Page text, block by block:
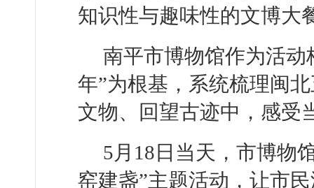
知识性与趣味性的文博大
南平市博物馆作为活
年”为根基，系统梳理闽
文物、回望古迹中，感受
5月18日当天，市博
窑建盏”主题活动，让市